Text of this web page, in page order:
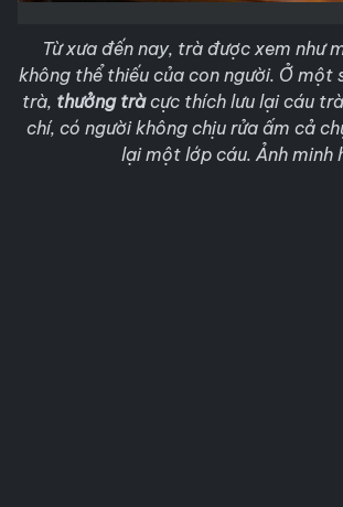
Từ xưa đến nay, trà được xem như
không thể thiếu của con người. Ở một
trà, thưởng tràcực thích lưu lại cáu
chí, có người không chịu rửa ấm cả
lại một lớp cáu. Ảnh minh